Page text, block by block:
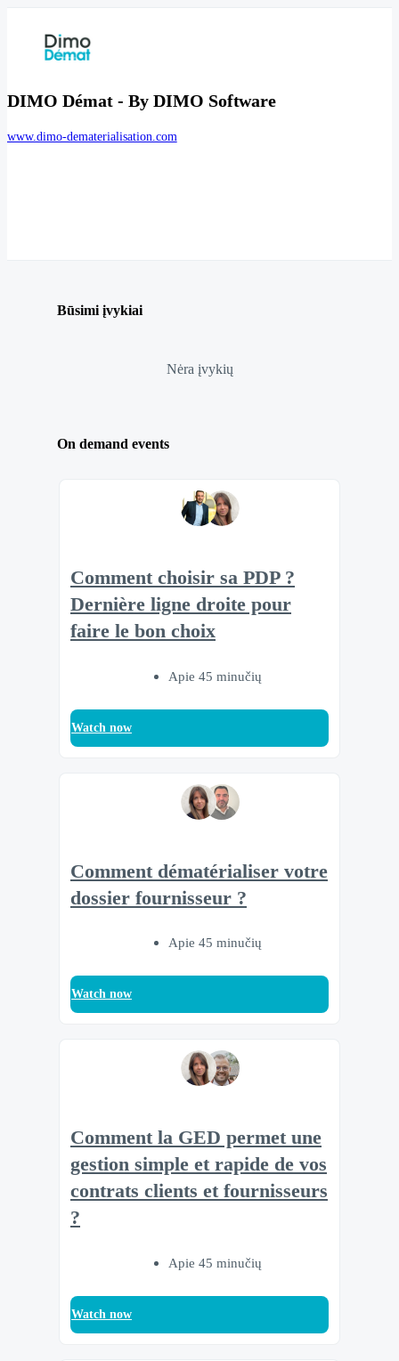
DIMO Démat - By DIMO Software
www.dimo-dematerialisation.com
Būsimi įvykiai
Nėra įvykių
On demand events
Comment choisir sa PDP ?
Dernière ligne droite pour
faire le bon choix
Apie 45 minučių
Watch now
Comment dématérialiser votre
dossier fournisseur ?
Apie 45 minučių
Watch now
Comment la GED permet une
gestion simple et rapide de vos
contrats clients et fournisseurs
?
Apie 45 minučių
Watch now